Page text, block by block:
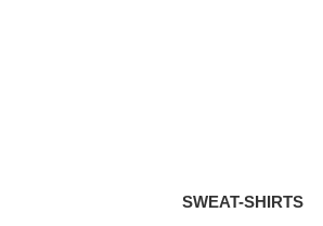
SWEAT-SHIRTS